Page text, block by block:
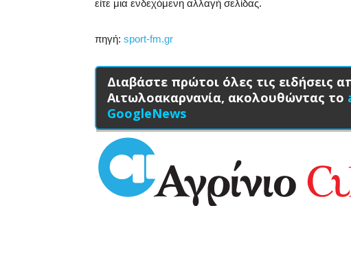
είτε μια ενδεχόμενη αλλαγή σελίδας.
πηγή: sport-fm.gr
Διαβάστε πρώτοι όλες τις ειδήσεις
Αιτωλοακαρνανία, ακολουθώντας το
GoogleNews